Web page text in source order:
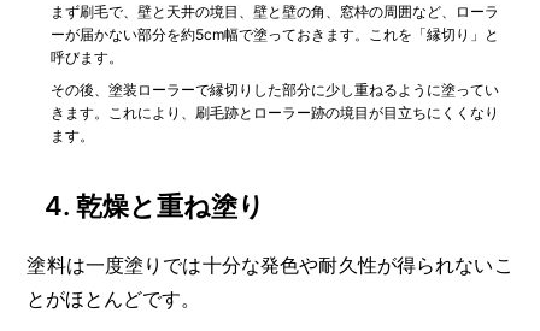
まず刷毛で、壁と天井の境目、壁と壁の角、窓枠の周囲など、ローラ
ーが届かない部分を約5cm幅で塗っておきます。これを「縁切り」と
呼びます。
その後、塗装ローラーで縁切りした部分に少し重ねるように塗ってい
きます。これにより、刷毛跡とローラー跡の境目が目立ちにくくなり
ます。
4. 乾燥と重ね塗り
塗料は一度塗りでは十分な発色や耐久性が得られないこ
とがほとんどです。